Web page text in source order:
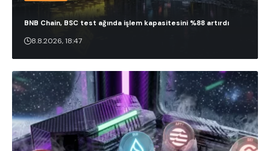
BNB Chain, BSC test ağında işlem kapasitesini %88 artırdı
8.8.2026, 18:47